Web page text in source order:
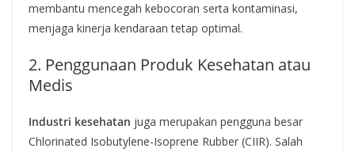
membantu mencegah kebocoran serta kontaminasi,
menjaga kinerja kendaraan tetap optimal.
2. Penggunaan Produk Kesehatan atau
Medis
Industri kesehatan juga merupakan pengguna besar
Chlorinated Isobutylene-Isoprene Rubber (CIIR). Salah